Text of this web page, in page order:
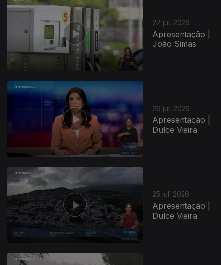
27 jul. 2026
Apresentação |
João Simas
26 jul. 2026
Apresentação |
Dulce Vieira
25 jul. 2026
Apresentação |
Dulce Vieira